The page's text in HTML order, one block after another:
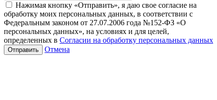
Нажимая кнопку «Отправить», я даю свое согласие на
обработку моих персональных данных, в соответствии с
Федеральным законом от 27.07.2006 года №152-ФЗ «О
персональных данных», на условиях и для целей,
определенных в Согласии на обработку персональных данных
Отмена